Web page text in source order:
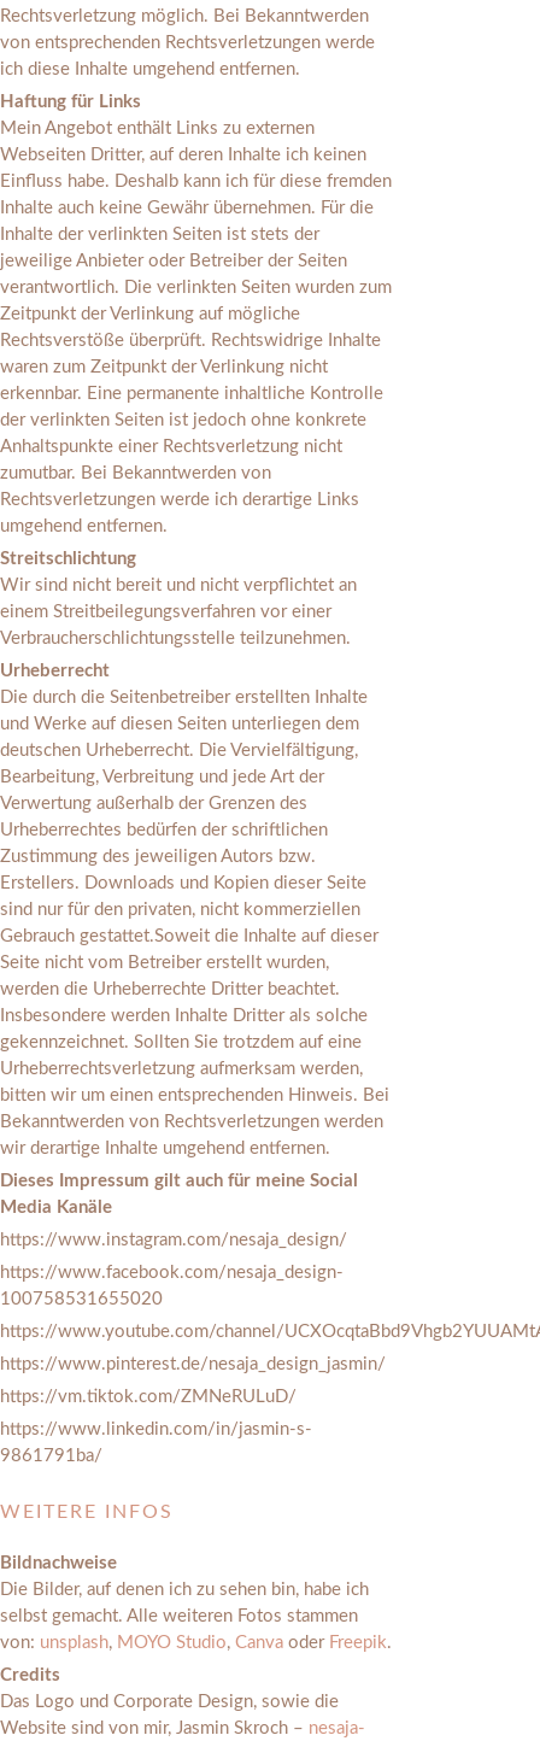
Rechtsverletzung möglich. Bei Bekanntwerden
von entsprechenden Rechtsverletzungen werde
ich diese Inhalte umgehend entfernen.
Haftung für Links
Mein Angebot enthält Links zu externen
Webseiten Dritter, auf deren Inhalte ich keinen
Einfluss habe. Deshalb kann ich für diese fremden
Inhalte auch keine Gewähr übernehmen. Für die
Inhalte der verlinkten Seiten ist stets der
jeweilige Anbieter oder Betreiber der Seiten
verantwortlich. Die verlinkten Seiten wurden zum
Zeitpunkt der Verlinkung auf mögliche
Rechtsverstöße überprüft. Rechtswidrige Inhalte
waren zum Zeitpunkt der Verlinkung nicht
erkennbar. Eine permanente inhaltliche Kontrolle
der verlinkten Seiten ist jedoch ohne konkrete
Anhaltspunkte einer Rechtsverletzung nicht
zumutbar. Bei Bekanntwerden von
Rechtsverletzungen werde ich derartige Links
umgehend entfernen.
Streitschlichtung
Wir sind nicht bereit und nicht verpflichtet an
einem Streitbeilegungsverfahren vor einer
Verbraucherschlichtungsstelle teilzunehmen.
Urheberrecht
Die durch die Seitenbetreiber erstellten Inhalte
und Werke auf diesen Seiten unterliegen dem
deutschen Urheberrecht. Die Vervielfältigung,
Bearbeitung, Verbreitung und jede Art der
Verwertung außerhalb der Grenzen des
Urheberrechtes bedürfen der schriftlichen
Zustimmung des jeweiligen Autors bzw.
Erstellers. Downloads und Kopien dieser Seite
sind nur für den privaten, nicht kommerziellen
Gebrauch gestattet.Soweit die Inhalte auf dieser
Seite nicht vom Betreiber erstellt wurden,
werden die Urheberrechte Dritter beachtet.
Insbesondere werden Inhalte Dritter als solche
gekennzeichnet. Sollten Sie trotzdem auf eine
Urheberrechtsverletzung aufmerksam werden,
bitten wir um einen entsprechenden Hinweis. Bei
Bekanntwerden von Rechtsverletzungen werden
wir derartige Inhalte umgehend entfernen.
Dieses Impressum gilt auch für meine Social
Media Kanäle
https://www.instagram.com/nesaja_design/
https://www.facebook.com/nesaja_design-
100758531655020
https://www.youtube.com/channel/
https://www.pinterest.de/nesaja_design_jasmin/
https://vm.tiktok.com/ZMNeRULuD/
https://www.linkedin.com/in/jasmin-s-
9861791ba/
WEITERE INFOS
Bildnachweise
Die Bilder, auf denen ich zu sehen bin, habe ich
selbst gemacht. Alle weiteren Fotos stammen
von: unsplash, MOYO Studio, Canva oder Freepik.
Credits
Das Logo und Corporate Design, sowie die
Website sind von mir, Jasmin Skroch – nesaja-